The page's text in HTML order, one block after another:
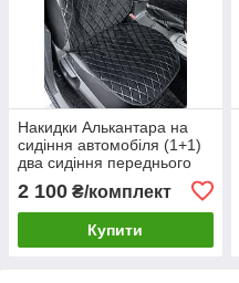
Накидки Алькантара на
сидіння автомобіля (1+1)
два сидіння переднього
2 100 ₴/комплект
Купити